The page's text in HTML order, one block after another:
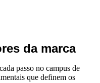
da marca
passo no campus de
que definem os